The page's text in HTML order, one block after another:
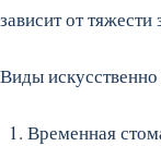
зависит от тяжести
Виды
Временная